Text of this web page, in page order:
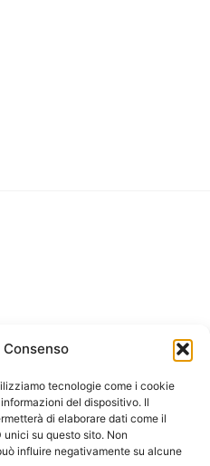
tecnologie come i cookie
del dispositivo. Il
di elaborare dati come il
su questo sito. Non
influire negativamente su alcune